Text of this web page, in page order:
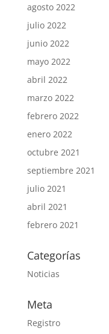
agosto 2022
julio 2022
junio 2022
mayo 2022
abril 2022
marzo 2022
febrero 2022
enero 2022
octubre 2021
septiembre 2021
julio 2021
abril 2021
febrero 2021
Categorías
Noticias
Meta
Registro